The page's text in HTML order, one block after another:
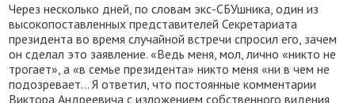
Через несколько дней, по словам экс-СБУшника, один из
высокопоставленных представителей Секретариата
президента во время случайной встречи спросил его, зачем
он сделал это заявление. «Ведь меня, мол, лично «никто не
трогает», а «в семье президента» никто меня «ни в чем не
подозревает… Я ответил, что постоянные комментарии
Виктора Андреевича с изложением собственного видения